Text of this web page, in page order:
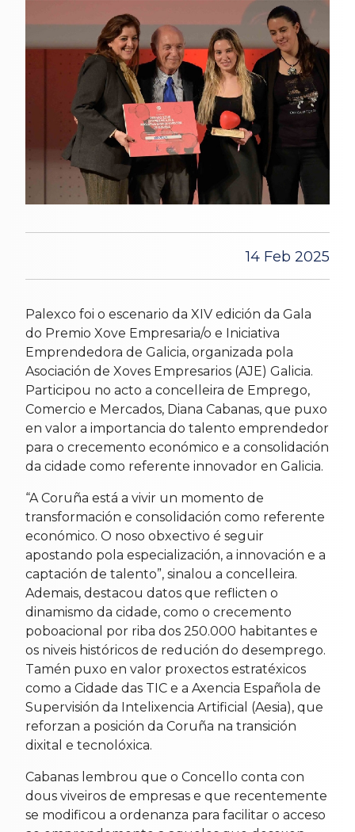
14 Feb 2025
Palexco foi o escenario da XIV edición da Gala
do Premio Xove Empresaria/o e Iniciativa
Emprendedora de Galicia, organizada pola
Asociación de Xoves Empresarios (AJE) Galicia.
Participou no acto a concelleira de Emprego,
Comercio e Mercados, Diana Cabanas, que puxo
en valor a importancia do talento emprendedor
para o crecemento económico e a consolidación
da cidade como referente innovador en Galicia.
“A Coruña está a vivir un momento de
transformación e consolidación como referente
económico. O noso obxectivo é seguir
apostando pola especialización, a innovación e a
captación de talento”, sinalou a concelleira.
Ademais, destacou datos que reflicten o
dinamismo da cidade, como o crecemento
poboacional por riba dos 250.000 habitantes e
os niveis históricos de redución do desemprego.
Tamén puxo en valor proxectos estratéxicos
como a Cidade das TIC e a Axencia Española de
Supervisión da Intelixencia Artificial (Aesia), que
reforzan a posición da Coruña na transición
dixital e tecnolóxica.
Cabanas lembrou que o Concello conta con
dous viveiros de empresas e que recentemente
se modificou a ordenanza para facilitar o acceso